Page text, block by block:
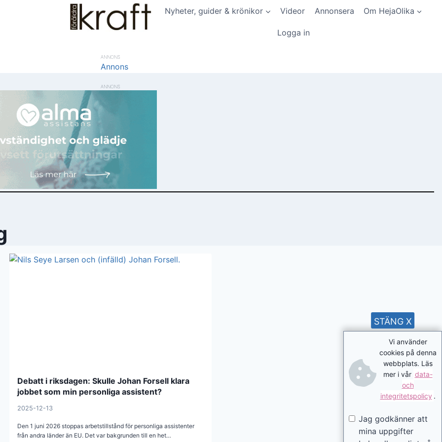
Nyheter, guider & krönikor Videor Annonsera Om HejaOlika
Logga in
ANNONS
ANNONS
Debatt i riksdagen: Skulle Johan Forsell klara
jobbet som min personliga assistent?
2025-12-13
Den 1 juni 2026 stoppas arbetstillstånd för personliga assistenter
från andra länder än EU. Det var bakgrunden till en het…
Vi använder
cookies på denna
webbplats. Läs
mer i vår data-
och
integritetspolicy .
Jag godkänner att
mina uppgifter
STÄNG X